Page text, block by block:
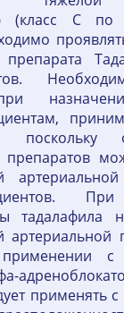
(класс С по
поскольку
тадалафила
артериальной
с
применять